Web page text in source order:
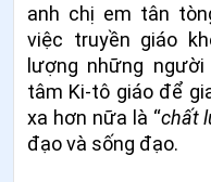
anh chị em tân
việc truyền giáo
lượng những
tâm Ki-tô giáo để
xa hơn nữa là “chất
đạo và sống đạo.